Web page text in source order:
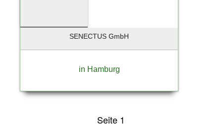
SENECTUS GmbH
in Hamburg
Seite 1